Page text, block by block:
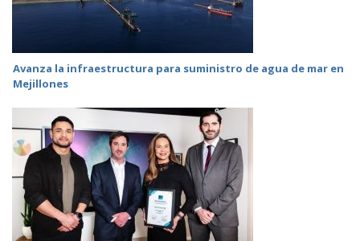
Avanza la infraestructura para suministro de agua de mar en
Mejillones